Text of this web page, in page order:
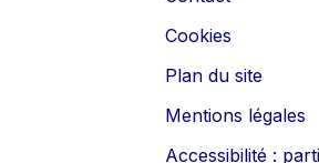
Cookies
Plan du site
Mentions légales
Accessibilité :